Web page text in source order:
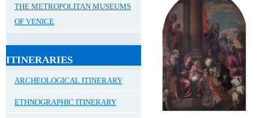
THE METROPOLITAN MUSEUMS
OF VENICE
ITINERARIES
ARCHEOLOGICAL ITINERARY
ETHNOGRAPHIC ITINERARY